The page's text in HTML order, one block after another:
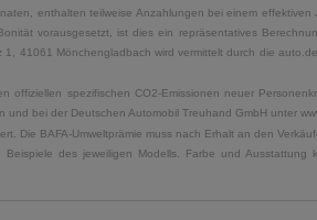
enthalten teilweise Anzahlungen bei einem
vorausgesetzt, ist dies ein repräsentatives
41061 Mönchengladbach wird vermittelt durch die
offiziellen spezifischen CO2-Emissionen neuer
bei der Deutschen Automobil Treuhand GmbH unter
Die BAFA-Umweltprämie muss nach Erhalt an den
des jeweiligen Modells. Farbe und